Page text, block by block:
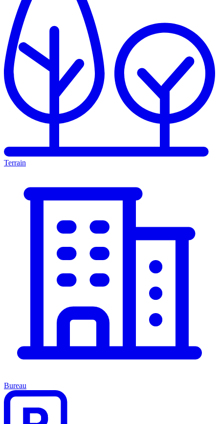
Terrain
Bureau